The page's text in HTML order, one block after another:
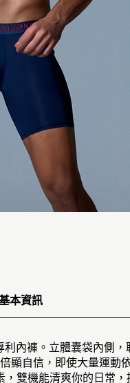
本資訊
內褲。立體囊袋內側
顯自信，即使大量運動
雙機能清爽你的日常，